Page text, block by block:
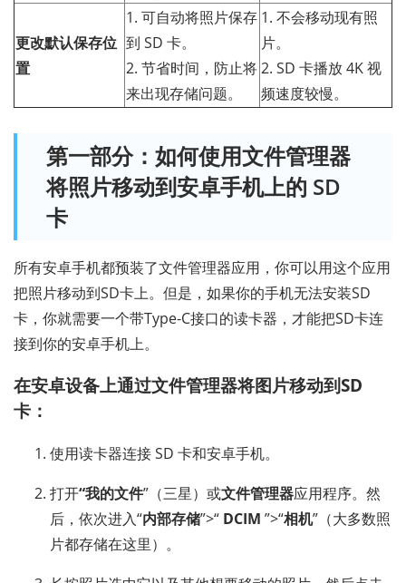
更改默认保存位
置
1. 可自动将照片保存
到 SD 卡。
2. 节省时间，防止将
来出现存储问题。
1. 不会移动现有照
片。
2. SD 卡播放 4K 视
频速度较慢。
第一部分：如何使用文件管理器
将照片移动到安卓手机上的 SD
卡
所有安卓手机都预装了文件管理器应用，你可以用这个应用
把照片移动到SD卡上。但是，如果你的手机无法安装SD
卡，你就需要一个带Type-C接口的读卡器，才能把SD卡连
接到你的安卓手机上。
在安卓设备上通过文件管理器将图片移动到SD
卡：
使用读卡器连接 SD 卡和安卓手机。
打开“我的文件”（三星）或文件管理器应用程序。然
后，依次进入“内部存储”>“ DCIM ”>“相机”（大多数照
片都存储在这里）。